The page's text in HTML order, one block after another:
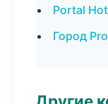
Portal
Город